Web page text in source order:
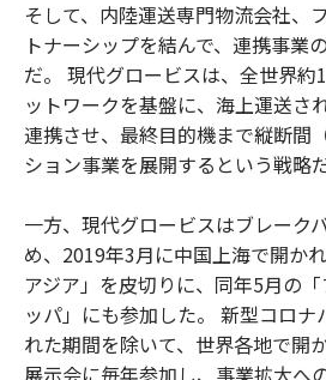
そして、内陸運送専門物流会社、
トナーシップを結んで、連携事業
だ。 現代グロービスは、全世界約
ットワークを基盤に、海上運送さ
連携させ、最終目的機まで縦断間
ション事業を展開するという戦略だ
一方、現代グロービスはブレーク
め、2019年3月に中国上海で開か
アジア」を皮切りに、同年5月の
ッパ」にも参加した。 新型コロ
れた期間を除いて、世界各地で開
展示会に毎年参加し、事業拡大へ